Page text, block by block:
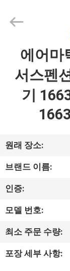
회
사
소
개
공
장
2026
Guangzhou
Reserved.
Developed
에어마
서스펜
기
원래 장소:
브랜드 이름:
인증:
모델 번호:
최소 주문 수량:
포장 세부 사항: